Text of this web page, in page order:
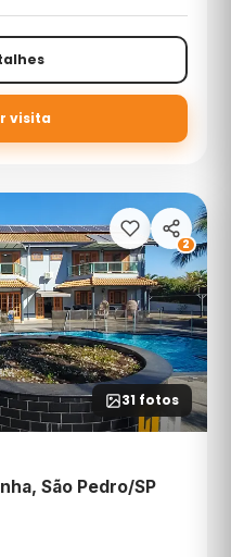
visita
31fotos
2
São Pedro/SP